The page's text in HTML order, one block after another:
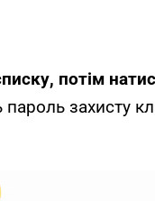
потім
захисту